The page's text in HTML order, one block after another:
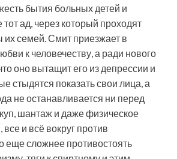
бытия больных детей и
тот ад, через который проходят
семей. Смит приезжает в
к человечеству, а ради нового
оно вытащит его из депрессии и
стыдятся показать свои лица, а
не останавливается ни перед
шантаж и даже физическое
и всё вокруг против
еще сложнее противостоять